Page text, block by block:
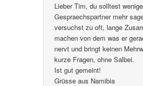
Lieber Tim, du solltest
Gespraechspartner mehr
versuchst zu oft, lange
machen von dem was er
nervt und bringt keinen
kurze Fragen, ohne Salbei.
Ist gut gemeint!
Grüsse aus Namibia